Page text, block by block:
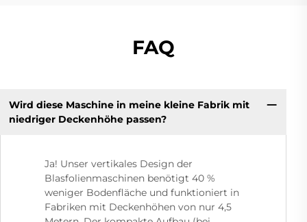
FAQ
Wird diese Maschine in meine kleine Fabrik mit
niedriger Deckenhöhe passen?
Ja! Unser vertikales Design der
Blasfolienmaschinen benötigt 40 %
weniger Bodenfläche und funktioniert in
Fabriken mit Deckenhöhen von nur 4,5